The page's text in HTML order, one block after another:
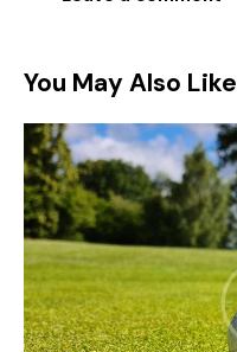
You May Also Like